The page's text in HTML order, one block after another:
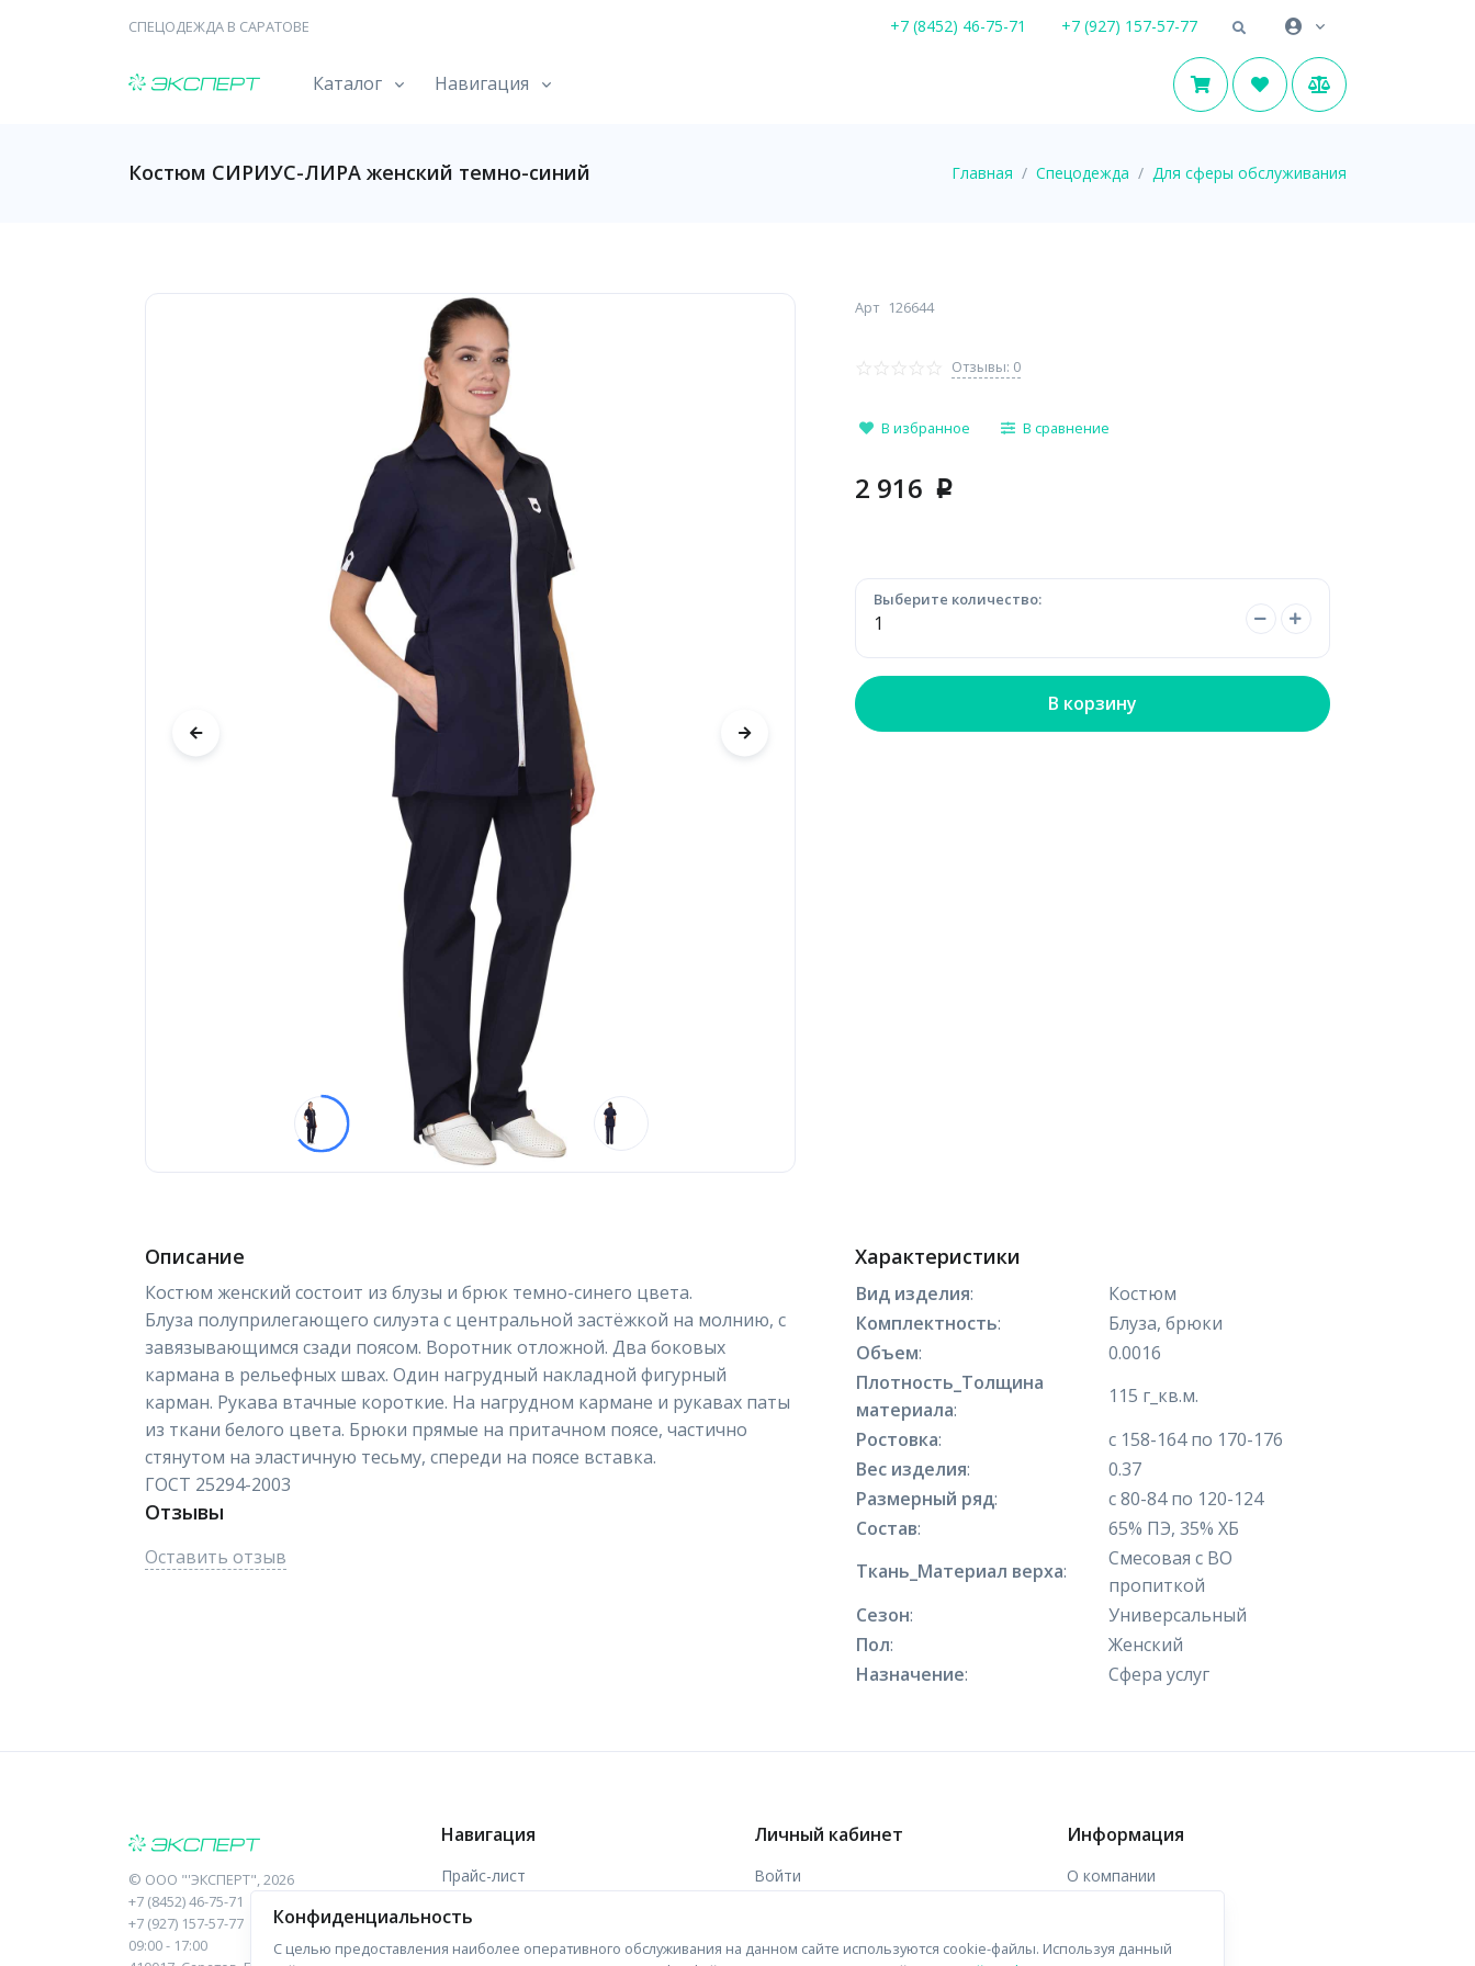
СПЕЦОДЕЖДА В САРАТОВЕ +7 (8452) 46-75-71 +7 (927) 157-57-77
Каталог Навигация
Костюм СИРИУС-ЛИРА женский темно-синий Главная Спецодежда Для сферы обслуживания
Арт 126644
Отзывы: 0
В избранное В сравнение
2 916 p
Выберите количество:
В корзину
Описание
Костюм женский состоит из блузы и брюк темно-синего цвета.
Блуза полуприлегающего силуэта с центральной застёжкой на молнию, с
завязывающимся сзади поясом. Воротник отложной. Два боковых
кармана в рельефных швах. Один нагрудный накладной фигурный
карман. Рукава втачные короткие. На нагрудном кармане и рукавах паты
из ткани белого цвета. Брюки прямые на притачном поясе, частично
стянутом на эластичную тесьму, спереди на поясе вставка.
ГОСТ 25294-2003
Отзывы
Оставить отзыв
Характеристики
Вид изделия:
Костюм
Комплектность:
Блуза, брюки
Объем:
0.0016
Плотность_Толщина
материала:
115 г_кв.м.
Ростовка:
с 158-164 по 170-176
Вес изделия:
0.37
Размерный ряд:
с 80-84 по 120-124
Состав:
65% ПЭ, 35% ХБ
Ткань_Материал верха:
Смесовая с ВО
пропиткой
Сезон:
Универсальный
Пол:
Женский
Назначение: Сфера услуг
© ООО "'ЭКСПЕРТ", 2026
+7 (8452) 46-75-71
+7 (927) 157-57-77
09:00 - 17:00
Навигация
Прайс-лист
Отзывы
Форма связи
Личный кабинет
Войти
Информация
О компании
Контакты
Конфиденциальность
С целью предоставления наиболее оперативного обслуживания на данном сайте используются cookie-файлы. Используя данный